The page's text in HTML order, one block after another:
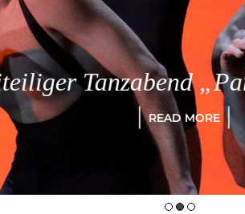
Tanzabend
READ MORE